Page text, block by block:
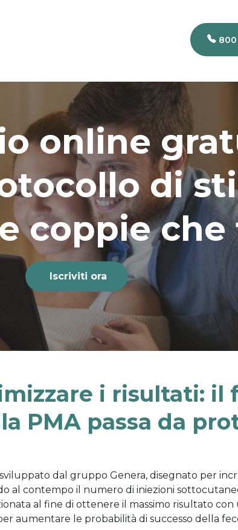
800
online
di
coppie che
Iscriviti ora
i risultati: il
PMA passa da
dal gruppo Genera, disegnato per
al contempo il numero di iniezioni
al fine di ottenere il massimo risultato
aumentare le probabilità di successo della